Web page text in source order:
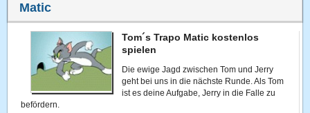
Matic
Tom´s Trapo Matic kostenlos
spielen
Die ewige Jagd zwischen Tom und Jerry
geht bei uns in die nächste Runde. Als Tom
ist es deine Aufgabe, Jerry in die Falle zu
befördern.